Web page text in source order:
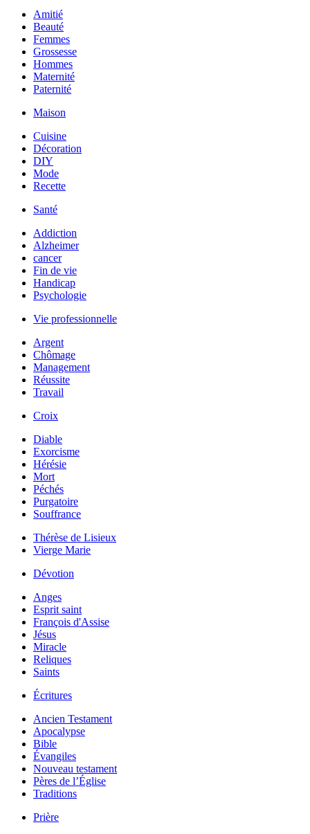
Amitié
Beauté
Femmes
Grossesse
Hommes
Maternité
Paternité
Maison
Cuisine
Décoration
DIY
Mode
Recette
Santé
Addiction
Alzheimer
cancer
Fin de vie
Handicap
Psychologie
Vie professionnelle
Argent
Chômage
Management
Réussite
Travail
Croix
Diable
Exorcisme
Hérésie
Mort
Péchés
Purgatoire
Souffrance
Thérèse de Lisieux
Vierge Marie
Dévotion
Anges
Esprit saint
François d'Assise
Jésus
Miracle
Reliques
Saints
Écritures
Ancien Testament
Apocalypse
Bible
Évangiles
Nouveau testament
Pères de l’Église
Traditions
Prière